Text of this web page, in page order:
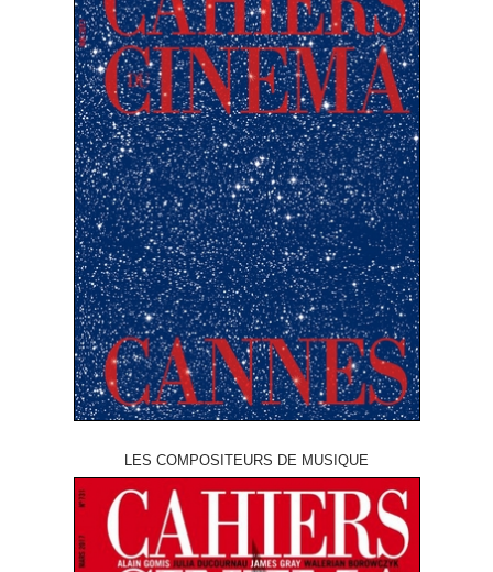
LES COMPOSITEURS DE MUSIQUE